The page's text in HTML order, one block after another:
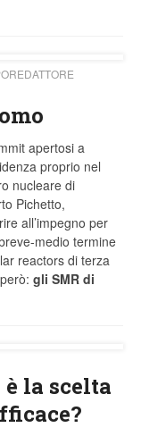
apertosi a
proprio nel
nucleare di
Pichetto,
all’impegno per
medio termine
reactors di terza
gli SMR di
la scelta